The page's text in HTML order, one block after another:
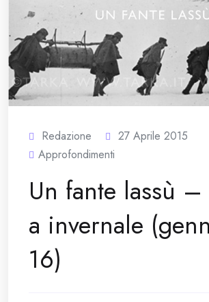
Redazione
27 Aprile 2015
Approfondimenti
Un fante lassù
a invernale
16)